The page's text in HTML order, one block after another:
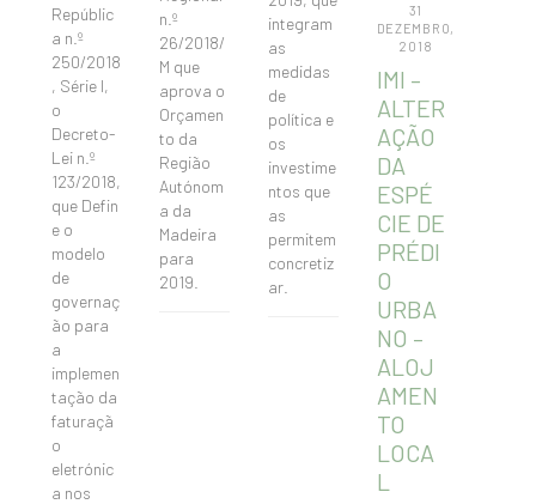
Repúblic
a n.º
250/2018
, Série I,
o
Decreto-
Lei n.º
123/2018,
que Defin
e o
modelo
de
governaç
ão para
a
implemen
tação da
faturaçã
o
eletrónic
a nos
n.º
26/2018/
M que
aprova o
Orçamen
to da
Região
Autónom
a da
Madeira
para
2019.
integram
as
medidas
de
política e
os
investime
ntos que
as
permitem
concretiz
ar.
31
DEZEMBRO,
2018
IMI –
ALTER
AÇÃO
DA
ESPÉ
CIE DE
PRÉDI
O
URBA
NO –
ALOJ
AMEN
TO
LOCA
L